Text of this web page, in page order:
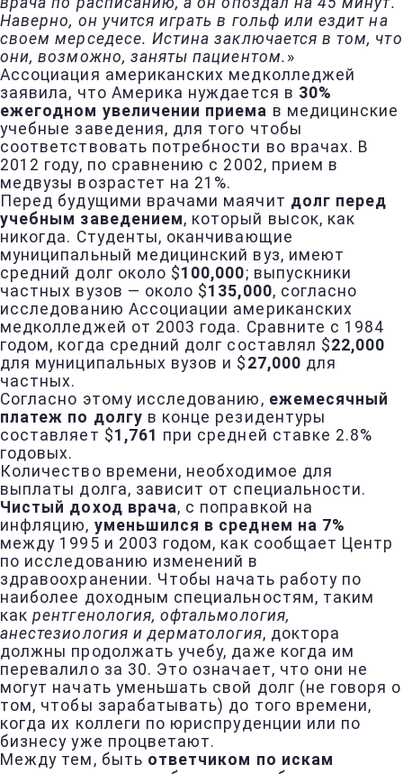
Наверно, он учится играть в гольф или ездит на
своем мерседесе. Истина заключается в том, что
они, возможно, заняты пациентом. »
Ассоциация американских медколледжей
заявила, что Америка нуждается в 30%
ежегодном увеличении приема в медицинские
учебные заведения, для того чтобы
соответствовать потребности во врачах. В
2012 году, по сравнению с 2002, прием в
медвузы возрастет на 21%.
Перед будущими врачами маячит долг перед
учебным заведением, который высок, как
никогда. Студенты, оканчивающие
муниципальный медицинский вуз, имеют
средний долг около $100,000; выпускники
частных вузов — около $135,000, согласно
исследованию Ассоциации американских
медколледжей от 2003 года. Сравните с 1984
годом, когда средний долг составлял $22,000
для муниципальных вузов и $ 27,000 для
частных.
Согласно этому исследованию, ежемесячный
платеж по долгу в конце резидентуры
составляет $1,761 при средней ставке 2.8%
годовых.
Количество времени, необходимое для
выплаты долга, зависит от специальности.
Чистый доход врача, с поправкой на
инфляцию, уменьшился в среднем на 7%
между 1995 и 2003 годом, как сообщает Центр
по исследованию изменений в
здравоохранении. Чтобы начать работу по
наиболее доходным специальностям, таким
какрентгенология, офтальмология,
анестезиология и дерматология, доктора
должны продолжать учебу, даже когда им
перевалило за 30. Это означает, что они не
могут начать уменьшать свой долг (не говоря о
том, чтобы зарабатывать) до того времени,
когда их коллеги по юриспруденции или по
бизнесу уже процветают.
Между тем, быть ответчиком по искам